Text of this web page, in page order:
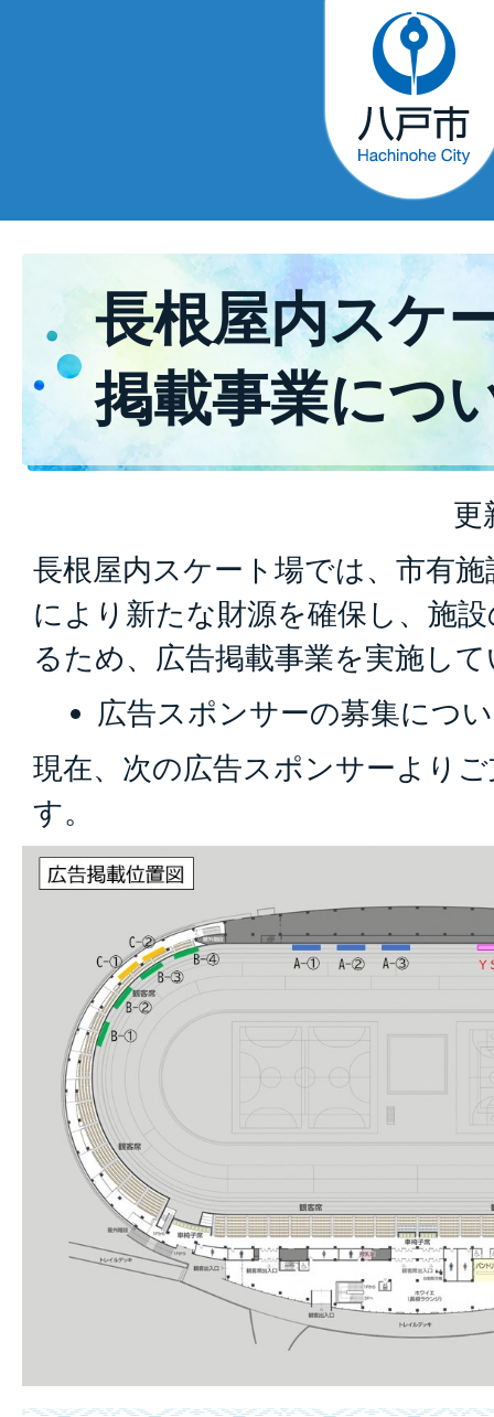
長根屋内スケ
掲載事業につ
更
長根屋内スケート場では、市有
により新たな財源を確保し、施
るため、広告掲載事業を実施し
広告スポンサーの募集につ
現在、次の広告スポンサーより
す。